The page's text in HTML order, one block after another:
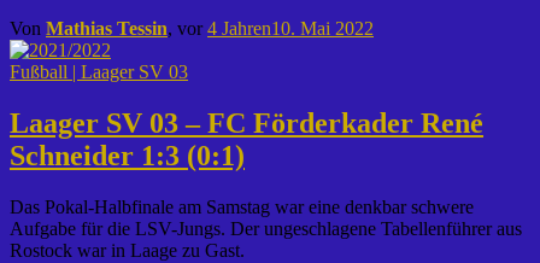
Von Mathias Tessin, vor4 Jahren10. Mai 2022
Fußball | Laager SV 03
Laager SV 03 – FC Förderkader René
Schneider 1:3 (0:1)
Das Pokal-Halbfinale am Samstag war eine denkbar schwere
Aufgabe für die LSV-Jungs. Der ungeschlagene Tabellenführer aus
Rostock war in Laage zu Gast.